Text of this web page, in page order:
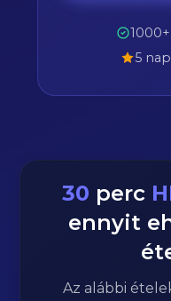
5
30 perc
ennyit
Az alábbi